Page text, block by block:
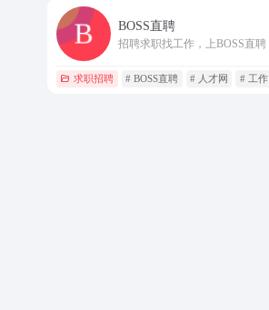
BOSS直聘
求职招聘 # BOSS直聘 # 人才网 # 工作